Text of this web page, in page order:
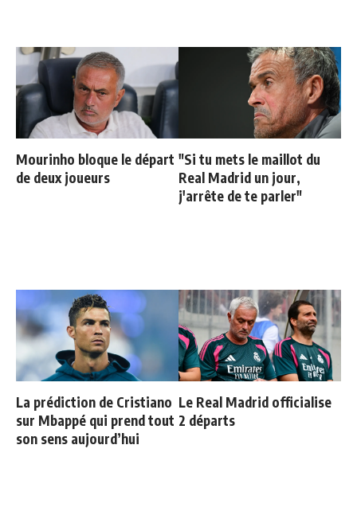
Mourinho bloque le départ
de deux joueurs
"Si tu mets le maillot du
Real Madrid un jour,
j'arrête de te parler"
La prédiction de Cristiano
sur Mbappé qui prend tout
son sens aujourd’hui
Le Real Madrid officialise
2 départs